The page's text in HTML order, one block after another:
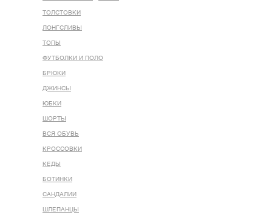
ТОЛСТОВКИ
ЛОНГСЛИВЫ
ТОПЫ
ФУТБОЛКИ И ПОЛО
БРЮКИ
ДЖИНСЫ
ЮБКИ
ШОРТЫ
ВСЯ ОБУВЬ
КРОССОВКИ
КЕДЫ
БОТИНКИ
САНДАЛИИ
ШЛЕПАНЦЫ